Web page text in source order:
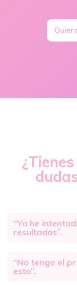
“Ya he
resultados”.
“No tengo el
esto”.